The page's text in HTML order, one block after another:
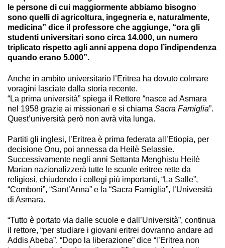
le persone di cui maggiormente abbiamo bisogno
sono quelli di agricoltura, ingegneria e, naturalmente,
medicina” dice il professore che aggiunge, “ora gli
studenti universitari sono circa 14.000, un numero
triplicato rispetto agli anni appena dopo l’indipendenza
quando erano 5.000”.
Anche in ambito universitario l’Eritrea ha dovuto colmare
voragini lasciate dalla storia recente.
“La prima università” spiega il Rettore “nasce ad Asmara
nel 1958 grazie ai missionari e si chiama Sacra Famiglia”.
Quest’università però non avrà vita lunga.
Partiti gli inglesi, l’Eritrea è prima federata all’Etiopia, per
decisione Onu, poi annessa da Heilè Selassie.
Successivamente negli anni Settanta Menghistu Heilè
Marian nazionalizzerà tutte le scuole eritree rette da
religiosi, chiudendo i collegi più importanti, “La Salle”,
“Comboni”, “Sant’Anna” e la “Sacra Famiglia”, l’Università
di Asmara.
“Tutto è portato via dalle scuole e dall’Università”, continua
il rettore, “per studiare i giovani eritrei dovranno andare ad
Addis Abeba”. “Dopo la liberazione” dice “l’Eritrea non